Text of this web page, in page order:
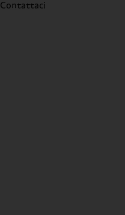
Contattaci